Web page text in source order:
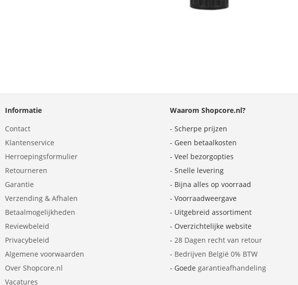
Informatie
Contact
Klantenservice
Herroepingsformulier
Retourneren
Garantie
Verzending & Afhalen
Betaalmogelijkheden
Reviewbeleid
Privacybeleid
Algemene voorwaarden
Over Shopcore.nl
Vacatures
Waarom Shopcore.nl?
- Scherpe prijzen
- Geen betaalkosten
- Veel bezorgopties
- Snelle levering
- Bijna alles op voorraad
- Voorraadweergave
- Uitgebreid assortiment
- Overzichtelijke website
- 28 Dagen recht van retour
- Bedrijven België 0% BTW
- Goede garantieafhandeling